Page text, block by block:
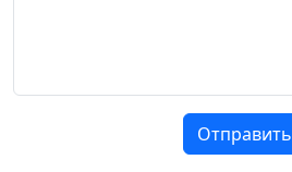
Отправить